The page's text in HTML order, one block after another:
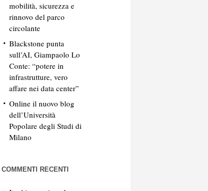
mobilità, sicurezza e
rinnovo del parco
circolante
Blackstone punta
sull’AI, Giampaolo Lo
Conte: “potere in
infrastrutture, vero
affare nei data center”
Online il nuovo blog
dell’Università
Popolare degli Studi di
Milano
COMMENTI RECENTI